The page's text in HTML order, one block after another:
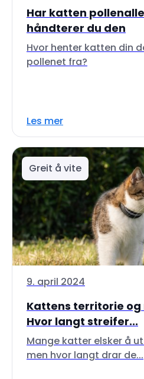
Har katten
håndterer du den
Hvor henter katten din
pollenet fra?
Les mer
Greit å vite
9. april 2024
Kattens territorie og
Hvor langt streifer...
Mange katter elsker å
men hvor langt drar de...